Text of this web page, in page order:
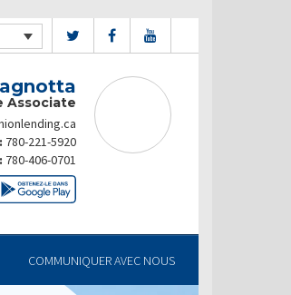
Associate
780-221-5920
780-406-0701
COMMUNIQUER AVEC NOUS